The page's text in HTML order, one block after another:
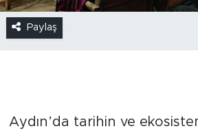
Paylaş
Aydın’da tarihin ve